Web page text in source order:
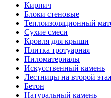
Кирпич
Блоки стеновые
Теплоизоляционный
Сухие смеси
Кровля для крыши
Плитка тротуарная
Пиломатериалы
Искусственный камень
Лестницы на второй
Бетон
Натуральный камень